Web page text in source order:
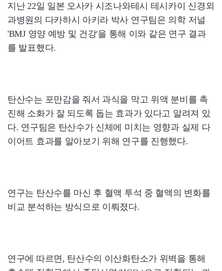
지난 22일 일본 오사카 시조나와테시 테시카이 신경외
과병원의 다카하시 아키라 박사 연구팀은 의학 저널
'BMJ 영양 예방 및 건강'을 통해 이와 같은 연구 결과
를 발표했다.
탄산수는 포만감을 줘서 과식을 막고 위액 분비를 촉
진해 소화가 잘 되도록 돕는 효과가 있다고 알려져 있
다. 연구팀은 탄산수가 신체에 미치는 영향과 실제 다
이어트 효과를 알아보기 위해 연구를 진행했다.
연구는 탄산수를 마신 후 혈액 투석 중 혈액의 변화를
비교 분석하는 방식으로 이뤄졌다.
연구에 따르면, 탄산수의 이산화탄소가 위벽을 통해